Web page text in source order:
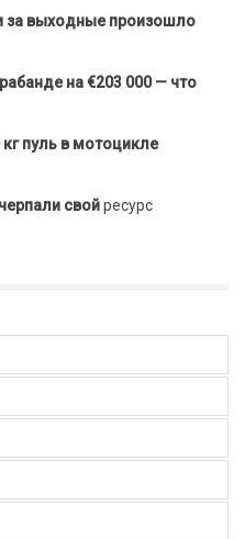
за выходные произошло
на €203 000 — что
пуль в мотоцикле
свойресурс